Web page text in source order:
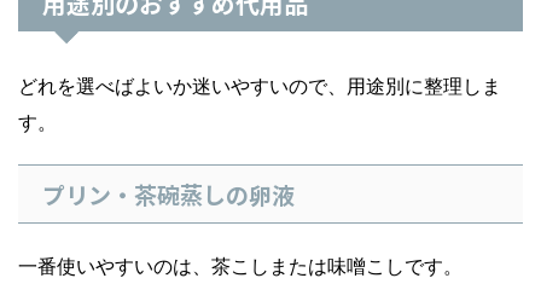
どれを選べばよいか迷いやすいので、用途別に整理しま
す。
プリン・茶碗蒸しの卵液
一番使いやすいのは、茶こしまたは味噌こしです。